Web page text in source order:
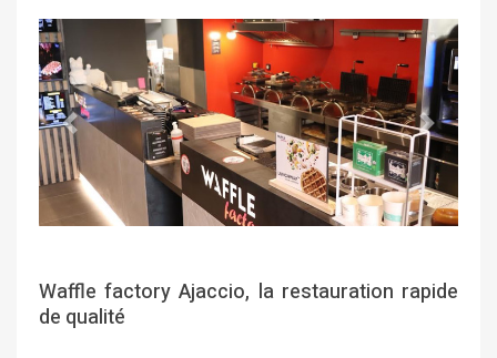
Précédent Suivant
Waffle factory Ajaccio, la restauration rapide
de qualité